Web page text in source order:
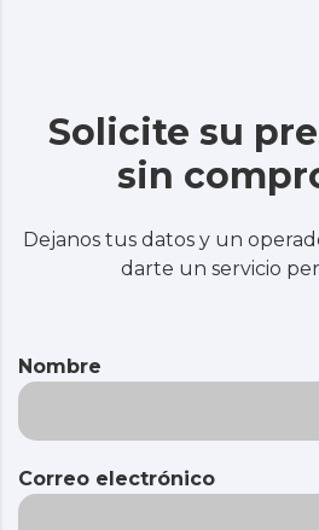
Solicite su
sin
Dejanos tus datos y un
darte un servicio
Nombre
Correo electrónico